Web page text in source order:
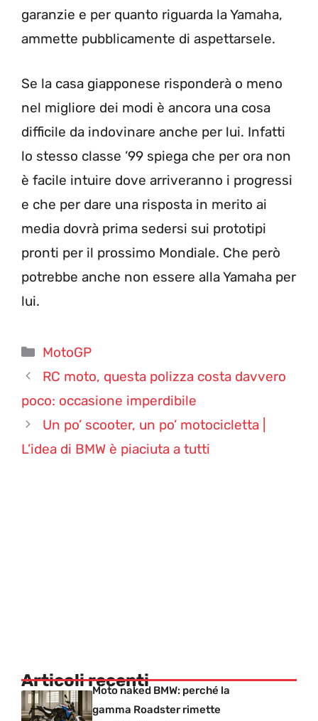
garanzie e per quanto riguarda la Yamaha,
ammette pubblicamente di aspettarsele.
Se la casa giapponese risponderà o meno
nel migliore dei modi è ancora una cosa
difficile da indovinare anche per lui. Infatti
lo stesso classe ’99 spiega che per ora non
è facile intuire dove arriveranno i progressi
e che per dare una risposta in merito ai
media dovrà prima sedersi sui prototipi
pronti per il prossimo Mondiale. Che però
potrebbe anche non essere alla Yamaha per
lui.
Categorie
MotoGP
RC moto, questa polizza costa davvero
poco: occasione imperdibile
Un po’ scooter, un po’ motocicletta |
L’idea di BMW è piaciuta a tutti
Articoli recentiMoto naked BMW: perché la
gamma Roadster rimette